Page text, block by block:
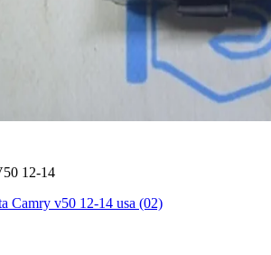
12-14
Camry v50 12-14 usa (02)